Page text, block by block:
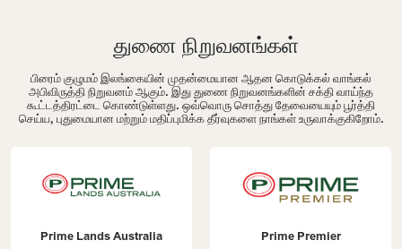
துணை நிறுவனங்கள்
பிரைம் குழுமம் இலங்கையின் முதன்மையான ஆதன கொடுக்கல் வாங்கல்
அபிவிருத்தி நிறுவனம் ஆகும். இது துணை நிறுவனங்களின் சக்தி வாய்ந்த
கூட்டத்திரட்டை கொண்டுள்ளது. ஒவ்வொரு சொத்து தேவையையும் பூர்த்தி
செய்ய, புதுமையான மற்றும் மதிப்புமிக்க தீர்வுகளை நாங்கள் உருவாக்குகிறோம்.
Prime Lands Australia Prime Premier